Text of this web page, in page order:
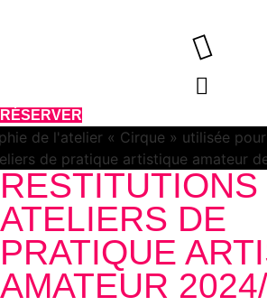
RÉSERVER
RESTITUTIONS
ATELIERS DE
PRATIQUE
AMATEUR